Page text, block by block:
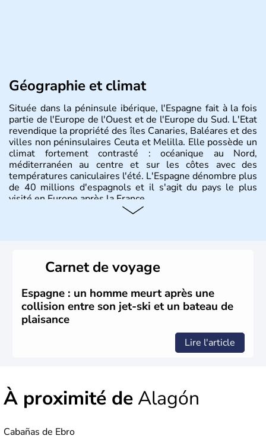
Géographie et climat
Située dans la péninsule ibérique, l'Espagne fait à la fois
partie de l'Europe de l'Ouest et de l'Europe du Sud. L'Etat
revendique la propriété des îles Canaries, Baléares et des
villes non péninsulaires Ceuta et Melilla. Elle possède un
climat fortement contrasté : océanique au Nord,
méditerranéen au centre et sur les côtes avec des
températures caniculaires l'été. L'Espagne dénombre plus
de 40 millions d'espagnols et il s'agit du pays le plus
visité en Europe après la France.
envahissent la péninsule au IIe siècle avant J.C et
apportent leur langue ainsi que leur religion. L'Espagne
s'impose comme la première puissance de l'Europe au
XIème siècle et le reste pendant plus de 100 ans. Madrid
rejoint le pays à partir de 1801 après avoir appartenu au
Portugal. Cette monarchie constitutionnelle intègre
Carnet de voyage
Espagne : un homme meurt après une
collision entre son jet-ski et un bateau de
plaisance
Lire l'article
À proximité deAlagón
Cabañas de Ebro